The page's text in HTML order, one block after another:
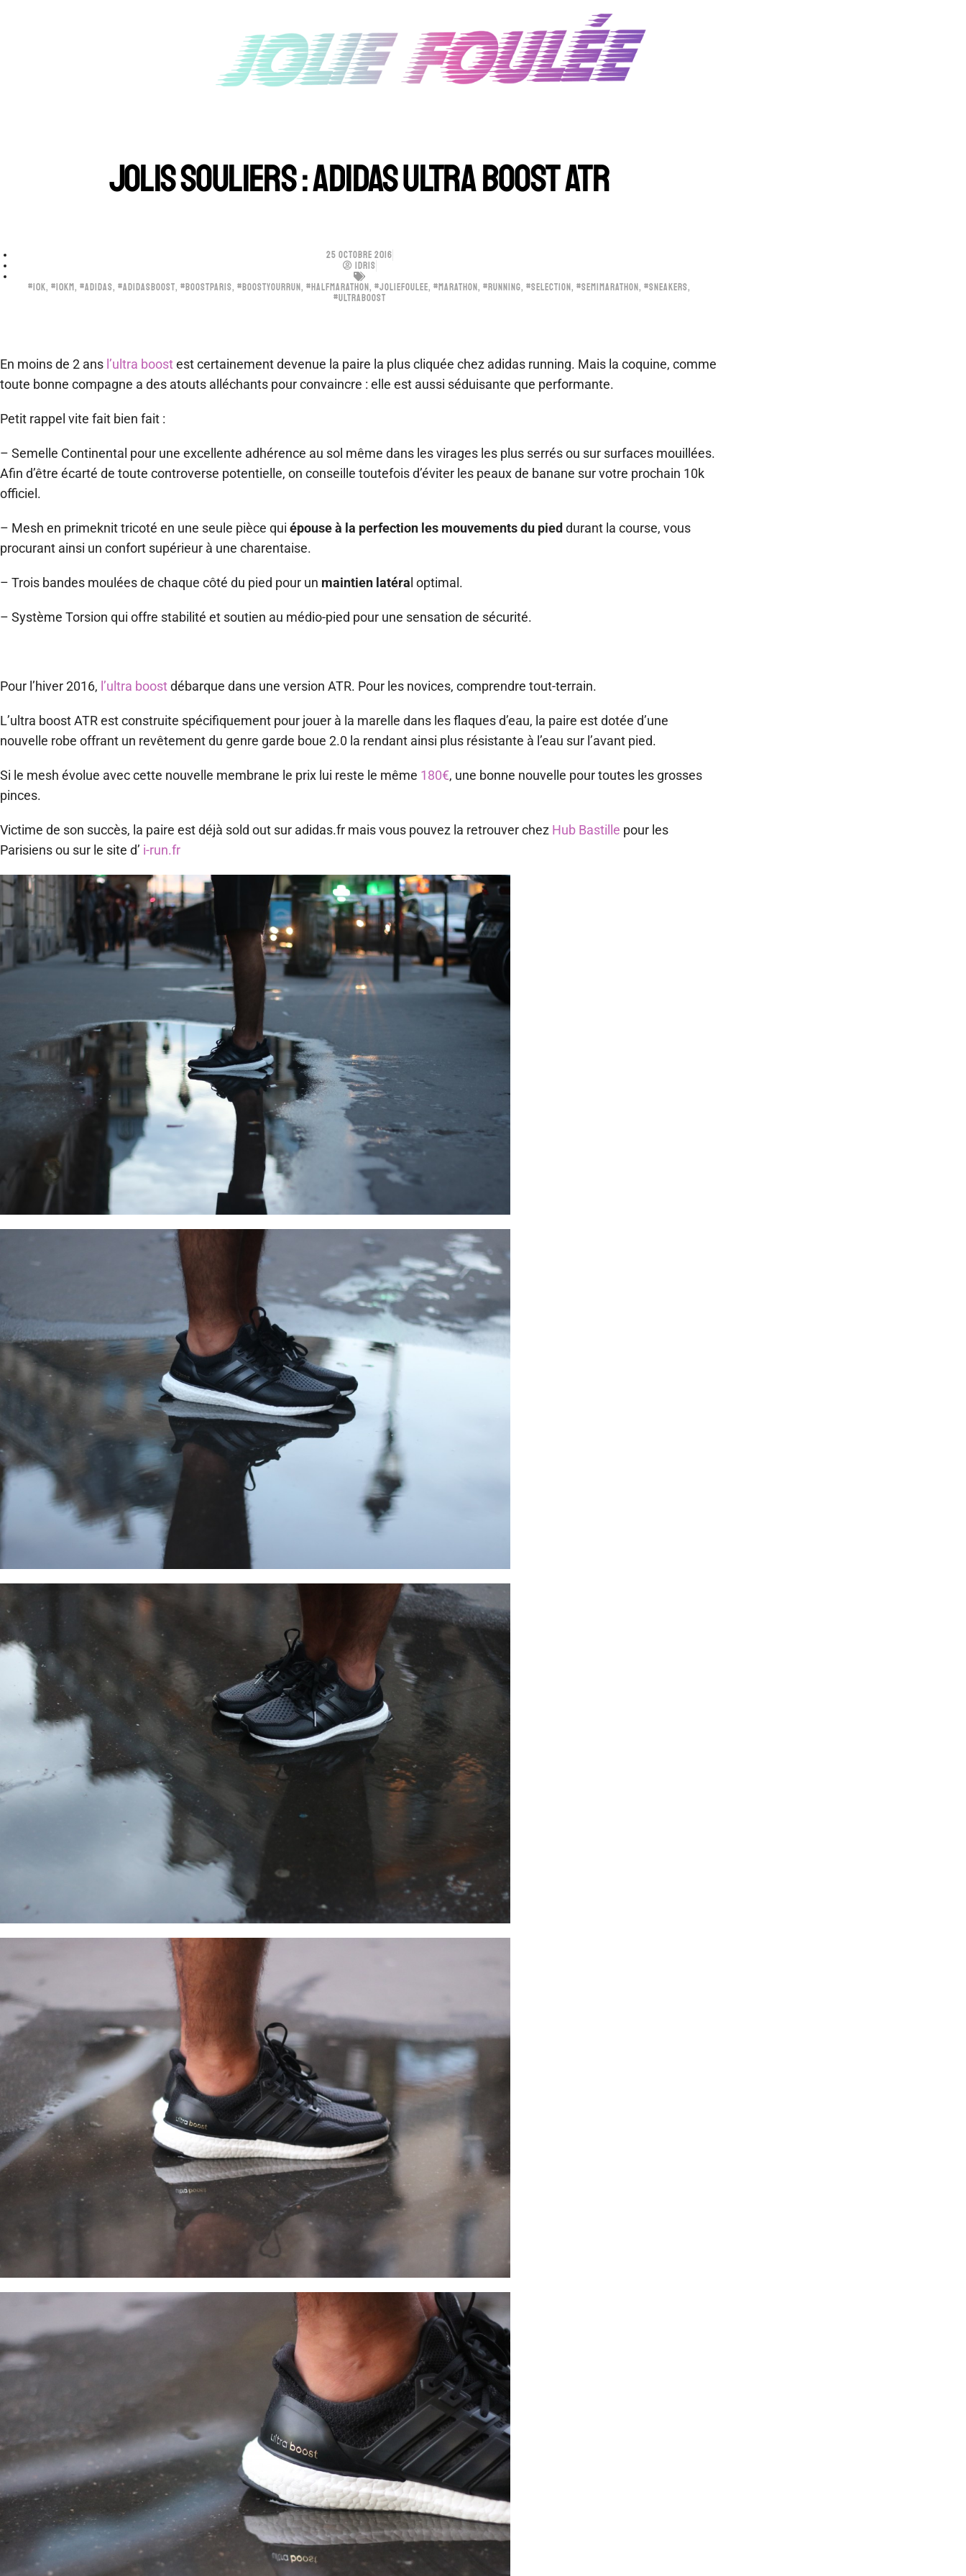
JOLIS SOULIERS : ADIDAS ULTRA BOOST ATR
25 OCTOBRE 2016
IDRIS
#10K, #10KM, #ADIDAS, #ADIDASBOOST, #BOOSTPARIS, #BOOSTYOURRUN, #HALFMARATHON, #JOLIEFOULEE, #MARATHON, #RUNNING, #SELECTION, #SEMIMARATHON, #SNEAKERS,
#ULTRABOOST
En moins de 2 ans l’ultra boostest certainement devenue la paire la plus cliquée chez adidas running. Mais la coquine, comme
toute bonne compagne a des atouts alléchants pour convaincre : elle est aussi séduisante que performante.
Petit rappel vite fait bien fait :
– Semelle Continental pour une excellente adhérence au sol même dans les virages les plus serrés ou sur surfaces mouillées.
Afin d’être écarté de toute controverse potentielle, on conseille toutefois d’éviter les peaux de banane sur votre prochain 10k
officiel.
– Mesh en primeknit tricoté en une seule pièce qui épouse à la perfection les mouvements du pied durant la course, vous
procurant ainsi un confort supérieur à une charentaise.
– Trois bandes moulées de chaque côté du pied pour un maintien latéra l optimal.
– Système Torsion qui offre stabilité et soutien au médio-pied pour une sensation de sécurité.
Pour l’hiver 2016, l’ultra boostdébarque dans une version ATR. Pour les novices, comprendre tout-terrain.
L’ultra boost ATR est construite spécifiquement pour jouer à la marelle dans les flaques d’eau, la paire est dotée d’une
nouvelle robe offrant un revêtement du genre garde boue 2.0 la rendant ainsi plus résistante à l’eau sur l’avant pied.
Si le mesh évolue avec cette nouvelle membrane le prix lui reste le même 180€, une bonne nouvelle pour toutes les grosses
pinces.
Victime de son succès, la paire est déjà sold out sur adidas.fr mais vous pouvez la retrouver chez Hub Bastille pour les
Parisiens ou sur le site d’ i-run.fr